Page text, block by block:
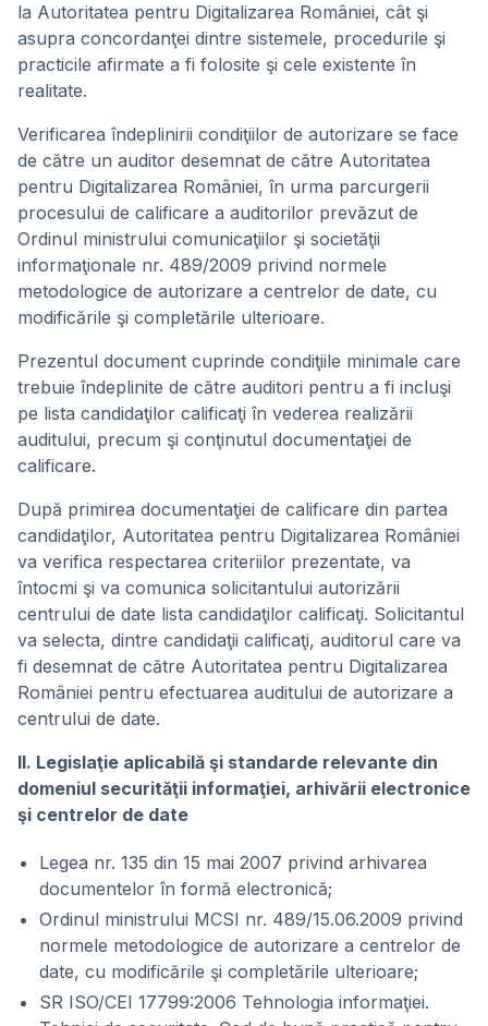
la Autoritatea pentru Digitalizarea României, cât şi
asupra concordanţei dintre sistemele, procedurile şi
practicile afirmate a fi folosite şi cele existente în
realitate.
Verificarea îndeplinirii condiţiilor de autorizare se face
de către un auditor desemnat de către Autoritatea
pentru Digitalizarea României, în urma parcurgerii
procesului de calificare a auditorilor prevăzut de
Ordinul ministrului comunicaţiilor şi societăţii
informaţionale nr. 489/2009 privind normele
metodologice de autorizare a centrelor de date, cu
modificările şi completările ulterioare.
Prezentul document cuprinde condiţiile minimale care
trebuie îndeplinite de către auditori pentru a fi incluşi
pe lista candidaţilor calificaţi în vederea realizării
auditului, precum şi conţinutul documentaţiei de
calificare.
După primirea documentaţiei de calificare din partea
candidaţilor, Autoritatea pentru Digitalizarea României
va verifica respectarea criteriilor prezentate, va
întocmi şi va comunica solicitantului autorizării
centrului de date lista candidaţilor calificaţi. Solicitantul
va selecta, dintre candidaţii calificaţi, auditorul care va
fi desemnat de către Autoritatea pentru Digitalizarea
României pentru efectuarea auditului de autorizare a
centrului de date.
II. Legislaţie aplicabilă şi standarde relevante din
domeniul securităţii informaţiei, arhivării electronice
şi centrelor de date
Legea nr. 135 din 15 mai 2007 privind arhivarea
documentelor în formă electronică;
Ordinul ministrului MCSI nr. 489/15.06.2009 privind
normele metodologice de autorizare a centrelor de
date, cu modificările şi completările ulterioare;
SR ISO/CEI 17799:2006 Tehnologia informaţiei.